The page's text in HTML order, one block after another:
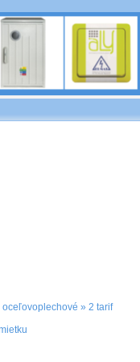
oceľovoplechové » 2 tarif